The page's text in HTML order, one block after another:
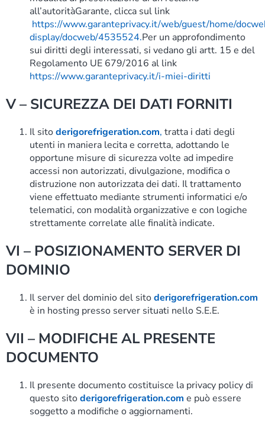
all’autoritàGarante, clicca sul link
https://www.garanteprivacy.it/web/guest/home/
display/docweb/4535524.Per un approfondimento
sui diritti degli interessati, si vedano gli artt. 15 e del
Regolamento UE 679/2016 al link
https://www.garanteprivacy.it/i-miei-diritti
V – SICUREZZA DEI DATI FORNITI
Il sitoderigorefrigeration.com, tratta i dati degli
utenti in maniera lecita e corretta, adottando le
opportune misure di sicurezza volte ad impedire
accessi non autorizzati, divulgazione, modifica o
distruzione non autorizzata dei dati. Il trattamento
viene effettuato mediante strumenti informatici e/o
telematici, con modalità organizzative e con logiche
strettamente correlate alle finalità indicate.
VI – POSIZIONAMENTO SERVER DI
DOMINIO
Il server del dominio del sitoderigorefrigeration.com
è in hosting presso server situati nello S.E.E.
VII – MODIFICHE AL PRESENTE
DOCUMENTO
Il presente documento costituisce la privacy policy di
questo sitoderigorefrigeration.com e può essere
soggetto a modifiche o aggiornamenti.